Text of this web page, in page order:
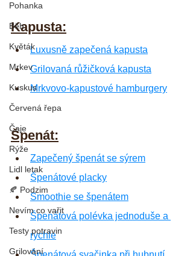
Pohanka
Běh
Květák
Mrkev
Kuskus
Červená řepa
Čaje
Rýže
Lidl letak
🍂 Podzim
Nevím co vařit
Testy potravin
Grilování
Kapusta:
Luxusně zapečená kapusta
Grilovaná růžičková kapusta
Mrkvovo-kapustové hamburgery
Špenát:
Zapečený špenát se sýrem
Špenátové placky
Smoothie se špenátem
Špenátová polévka jednoduše a
rychle